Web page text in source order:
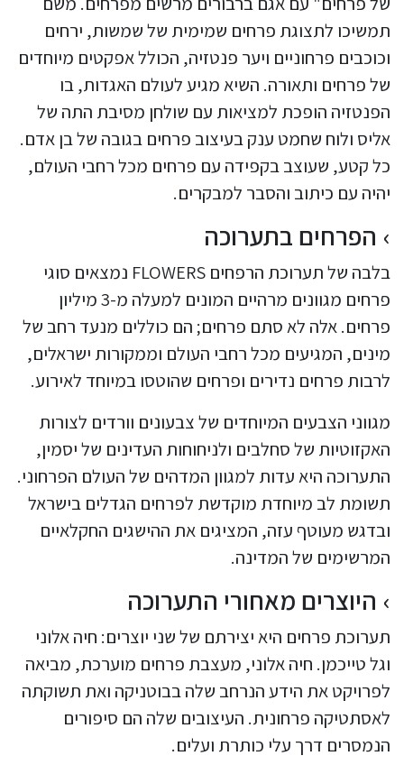
תמשיכו לתצוגת פרחים שמימית של שמשות, ירחים
וכוכבים פרחוניים ויער פנטזיה, הכולל אפקטים מיוחדים
של פרחים ותאורה. השיא מגיע לעולם האגדות, בו
הפנטזיה הופכת למציאות עם שולחן מסיבת התה של
אליס ולוח שחמט ענק בעיצוב פרחים בגובה של בן אדם.
כל קטע, שעוצב בקפידה עם פרחים מכל רחבי העולם,
יהיה עם כיתוב והסבר למבקרים.
הפרחים בתערוכה
בלבה של תערוכת הרפחים FLOWERS נמצאים סוגי
פרחים מגוונים מרהיים המונים למעלה מ-3 מיליון
פרחים. אלה לא סתם פרחים; הם כוללים מנעד רחב של
מינים, המגיעים מכל רחבי העולם וממקורות ישראלים,
לרבות פרחים נדירים ופרחים שהוטסו במיוחד לאירוע.
מגווני הצבעים המיוחדים של צבעונים וורדים לצורות
האקזוטיות של סחלבים ולניחוחות העדינים של יסמין,
התערוכה היא עדות למגוון המדהים של העולם הפרחוני.
תשומת לב מיוחדת מוקדשת לפרחים הגדלים בישראל
ובדגש מעוטף עזה, המציגים את ההישגים החקלאיים
המרשימים של המדינה.
היוצרים מאחורי התערוכה
תערוכת פרחים היא יצירתם של שני יוצרים: חיה אלוני
וגל טייכמן. חיה אלוני, מעצבת פרחים מוערכת, מביאה
לפרויקט את הידע הנרחב שלה בבוטניקה ואת תשוקתה
לאסתטיקה פרחונית. העיצובים שלה הם סיפורים
הנמסרים דרך עלי כותרת ועלים.